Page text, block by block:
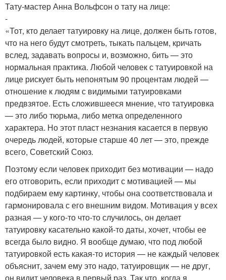
Тату-мастер Анна Вольфсон о тату на лице:
-
«Тот, кто делает татуировку на лице, должен быть готов,
что на него будут смотреть, тыкать пальцем, кричать
вслед, задавать вопросы и, возможно, бить — это
нормальная практика. Любой человек с татуировкой на
лице рискует быть непонятым 90 процентам людей —
отношение к людям с видимыми татуировками
предвзятое. Есть сложившееся мнение, что татуировка
— это либо тюрьма, либо метка определенного
характера. Но этот пласт незнания касается в первую
очередь людей, которые старше 40 лет — это, прежде
всего, Советский Союз.
Поэтому если человек приходит без мотивации — надо
его отговорить, если приходит с мотивацией — мы
подбираем ему картинку, чтобы она соответствовала и
гармонировала с его внешним видом. Мотивация у всех
разная — у кого-то что-то случилось, он делает
татуировку касательно какой-то даты, хочет, чтобы ее
всегда было видно. Я вообще думаю, что под любой
татуировкой есть какая-то история — не каждый человек
объяснит, зачем ему это надо, татуировщик — не друг,